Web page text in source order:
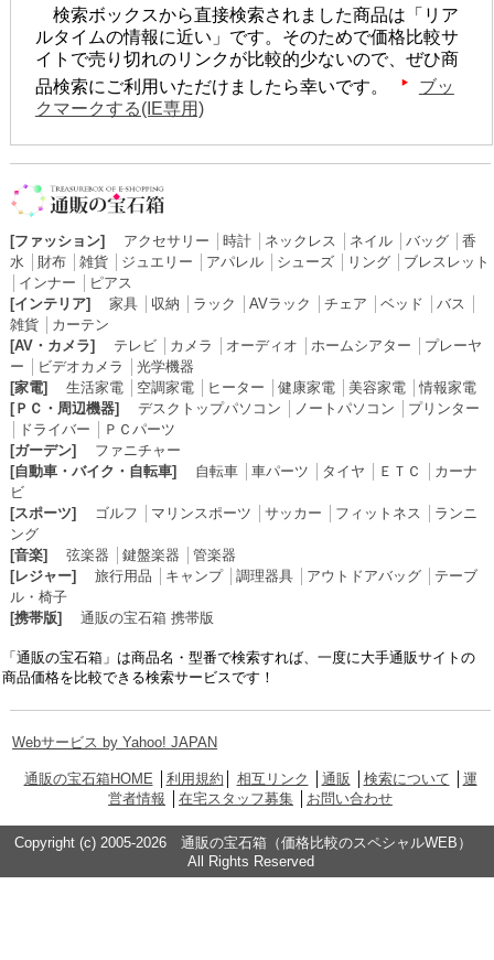
検索ボックスから直接検索されました商品は「リア
ルタイムの情報に近い」です。そのためで価格比較サ
イトで売り切れのリンクが比較的少ないので、ぜひ商
品検索にご利用いただけましたら幸いです。
ブッ
クマークする(IE専用)
[ファッション] アクセサリー 時計 ネックレス ネイル │バッグ │香
水
財布 │雑貨 ジュエリー アパレル シューズ リング
ブレスレット
インナー
ピアス
[インテリア]
家具 収納 ラック │AVラック │チェア │ベッド │バス
雑貨
カーテン
[AV・カメラ]
テレビ カメラ オーディオ │ホームシアター
プレーヤ
ー
ビデオカメラ │光学機器
[家電]
生活家電 空調家電 ヒーター │健康家電 美容家電 │情報家電
[ＰＣ・周辺機器]
デスクトップパソコン ノートパソコン
プリンター
ドライバー
ＰＣパーツ
[ガーデン]
ファニチャー
[自動車・バイク・自転車]
自転車 │車パーツ タイヤ ＥＴＣ
カーナ
ビ
[スポーツ]
ゴルフ マリンスポーツ │サッカー フィットネス
ランニ
ング
[音楽]
弦楽器 │鍵盤楽器 │管楽器
[レジャー]
旅行用品 キャンプ│調理器具 アウトドアバッグ
テーブ
ル・椅子
[携帯版]
通販の宝石箱 携帯版
「通販の宝石箱」は商品名・型番で検索すれば、一度に大手通販サイトの
商品価格を比較できる検索サービスです！
Webサービス by Yahoo! JAPAN
通販の宝石箱HOME 利用規約 相互リンク 通販 検索について
運
営者情報
在宅スタッフ募集 お問い合わせ
Copyright (c) 2005-2026 通販の宝石箱（価格比較のスペシャルWEB）
All Rights Reserved